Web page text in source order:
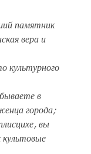
памятник
вера и
культурного
в
города;
вы